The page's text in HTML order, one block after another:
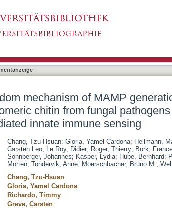
by chitotriosidase
mediated innate immune
mechanism of MAMP
chitin from fungal
innate immune sensing
Chang, Tzu-Hsuan; Gloria, Yamel Cardona; Hellmann,
Carsten Leo; Le Roy, Didier; Roger, Thierry; Bork,
Sonnberger, Johannes; Kasper, Lydia; Hube, Bernhard;
Morten; Tondervik, Anne; Moerschbacher, Bruno M.;
Chang, Tzu-Hsuan
Gloria, Yamel Cardona
Richardo, Timmy
Greve, Carsten